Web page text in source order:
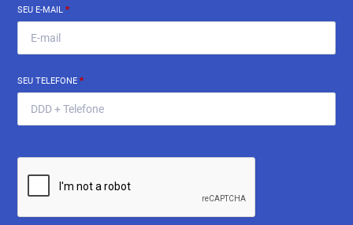
SEU E-MAIL*
SEU TELEFONE*